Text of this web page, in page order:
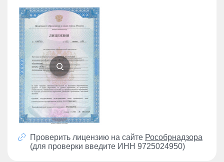
Проверить лицензию на сайте Рособрнадзора
(для проверки введите ИНН 9725024950)